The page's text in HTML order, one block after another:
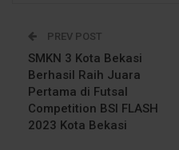
PREV POST
SMKN 3 Kota Bekasi
Berhasil Raih Juara
Pertama di Futsal
Competition BSI FLASH
2023 Kota Bekasi